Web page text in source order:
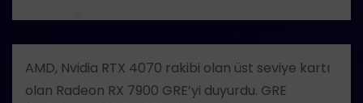
❅
AMD, Nvidia RTX 4070 rakibi olan üst seviye kartı
olan Radeon RX 7900 GRE’yi duyurdu. GRE